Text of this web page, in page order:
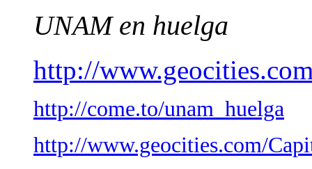
UNAM en huelga
http://
http://come.to/unam_huelga
http://www.geocities.com/